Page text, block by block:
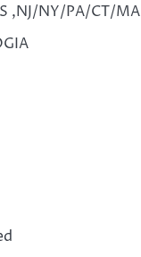
,NJ/NY/PA/CT/MA